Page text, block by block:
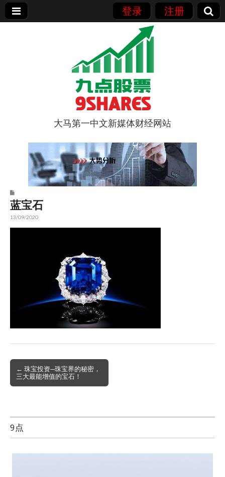
登录 注册
9点股票
大马第一中文新媒体财经网站
蓝宝石
13/09/2020
Post
navigation
← 珠宝投资─珠宝界的秘密，
三大最能增值的宝石！
9点